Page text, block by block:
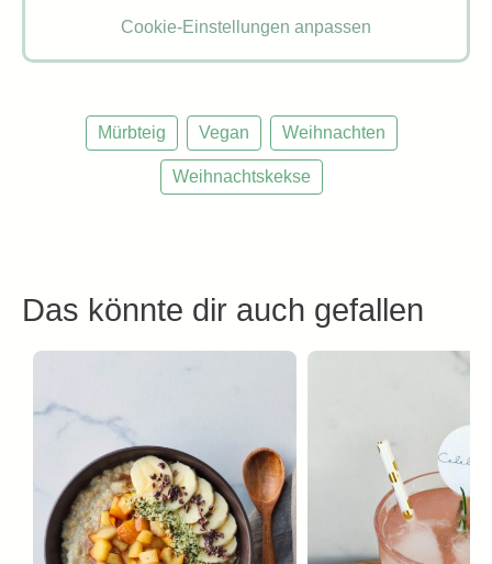
Cookie-Einstellungen anpassen
Mürbteig Vegan Weihnachten
Weihnachtskekse
Das könnte dir auch gefallen